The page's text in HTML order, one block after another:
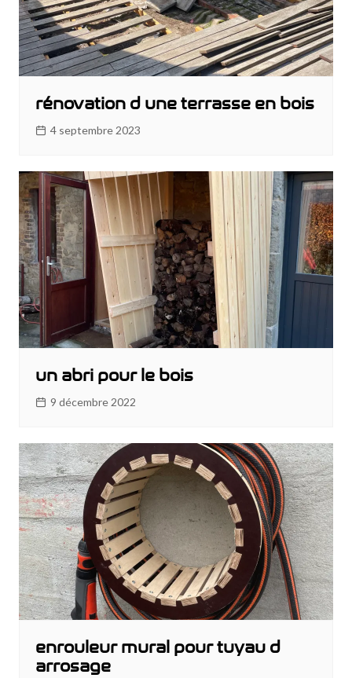
rénovation d une terrasse en bois
4 septembre 2023
un abri pour le bois
9 décembre 2022
enrouleur mural pour tuyau d
arrosage